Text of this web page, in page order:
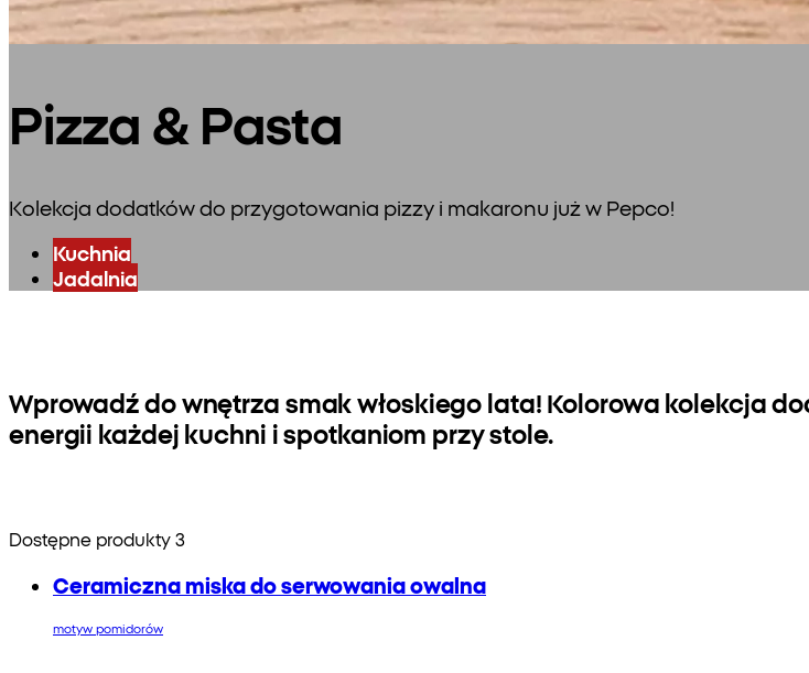
Pizza & Pasta
Kolekcja dodatków do przygotowania pizzy i makaronu już w Pepco!
Kuchnia
Jadalnia
Wprowadź do wnętrza smak włoskiego lata! Kolorowa kolekcja
energii każdej kuchni i spotkaniom przy stole.
Dostępne produkty 3
Ceramiczna miska do serwowania owalna
motyw pomidorów